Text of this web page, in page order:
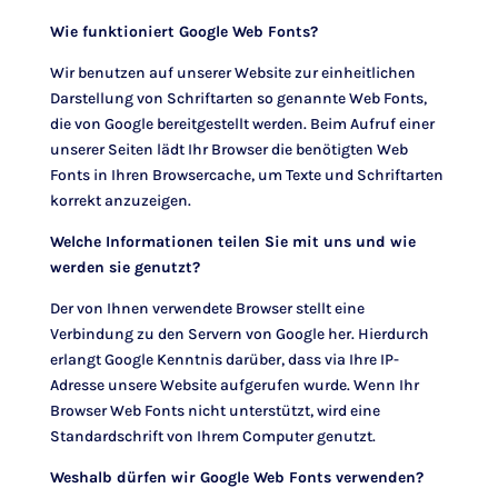
Wie funktioniert Google Web Fonts?
Wir benutzen auf unserer Website zur einheitlichen
Darstellung von Schriftarten so genannte Web Fonts,
die von Google bereitgestellt werden. Beim Aufruf einer
unserer Seiten lädt Ihr Browser die benötigten Web
Fonts in Ihren Browsercache, um Texte und Schriftarten
korrekt anzuzeigen.
Welche Informationen teilen Sie mit uns und wie
werden sie genutzt?
Der von Ihnen verwendete Browser stellt eine
Verbindung zu den Servern von Google her. Hierdurch
erlangt Google Kenntnis darüber, dass via Ihre IP-
Adresse unsere Website aufgerufen wurde. Wenn Ihr
Browser Web Fonts nicht unterstützt, wird eine
Standardschrift von Ihrem Computer genutzt.
Weshalb dürfen wir Google Web Fonts verwenden?